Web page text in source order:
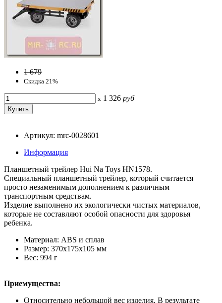
1 679
Скидка 21%
x 1 326 руб
Артикул: mrc-0028601
Информация
Планшетный трейлер Hui Na Toys HN1578.
Специальный планшетный трейлер, который считается
просто незаменимым дополнением к различным
транспортным средствам.
Изделие выполнено их экологически чистых материалов,
которые не составляют особой опасности для здоровья
ребенка.
Материал: ABS и сплав
Размер: 370x175x105 мм
Вес: 994 г
Приемущества:
Относительно небольшой вес изделия. В результате